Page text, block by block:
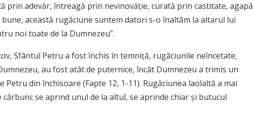
prin adevăr, întreagă prin nevinovăţie, curată prin castitate, agapă
această rugăciune suntem datori s-o înaltăm la altarul lui
noi toate de la Dumnezeu”.
Sfântul Petru a fost închis în temniţă, rugăciunile neîncetate,
au fost atât de puternice, încât Dumnezeu a trimis un
din închisoare (Fapte 12, 1-11). Rugăciunea laolaltă a mai
se aprind unul de la altul, se aprinde chiar şi butucul